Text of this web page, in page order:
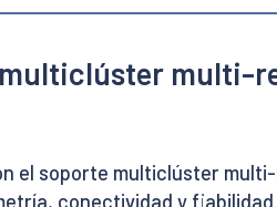
multi-
el soporte multiclúster
conectividad y fiabilidad.